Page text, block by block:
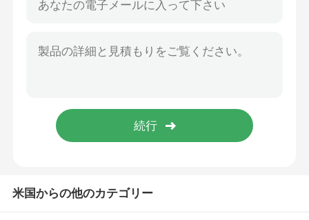
米国からの他のカテゴリー